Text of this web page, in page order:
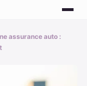
assurance auto :